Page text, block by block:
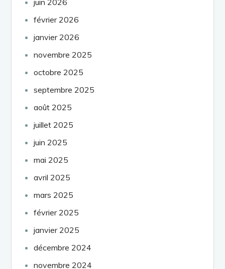
février 2026
janvier 2026
novembre 2025
octobre 2025
septembre 2025
août 2025
juillet 2025
juin 2025
mai 2025
avril 2025
mars 2025
février 2025
janvier 2025
décembre 2024
novembre 2024